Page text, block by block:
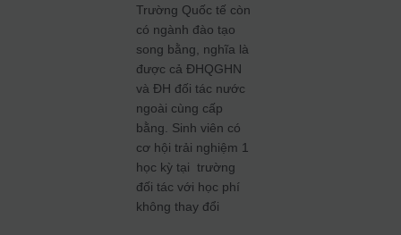
Trường Quốc tế còn
có ngành đào tạo
song bằng, nghĩa là
được cả ĐHQGHN
và ĐH đối tác nước
ngoài cùng cấp
bằng. Sinh viên có
cơ hội trải nghiệm 1
học kỳ tại trường
đối tác với học phí
không thay đổi